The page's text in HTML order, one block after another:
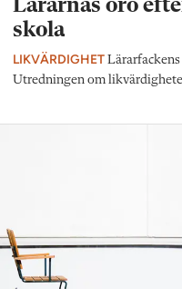
Lärarnas oro
skola
LIKVÄRDIGHET
Utredningen om